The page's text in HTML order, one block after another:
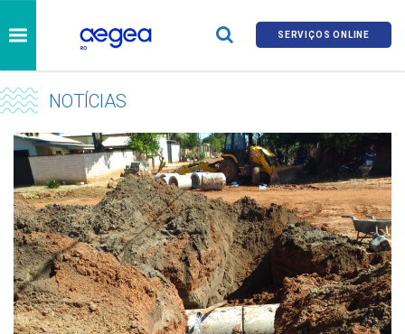
SERVIÇOS ONLINE
NOTÍCIAS